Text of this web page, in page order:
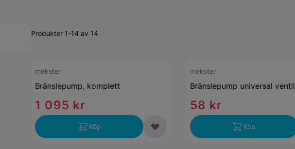
Produkter 1-14 av 14
mekster
Bränslepump, komplett
1 095 kr
Köp
mekster
Bränslepump universal ventil
58 kr
Köp